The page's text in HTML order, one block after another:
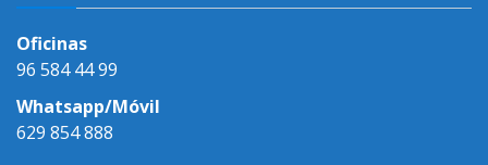
Oficinas
96 584 44 99
Whatsapp/Móvil
629 854 888